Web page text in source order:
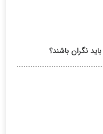
نگران باشند؟